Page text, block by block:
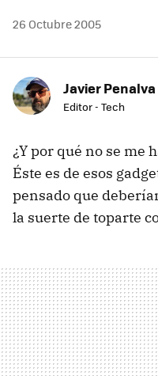
26 Octubre 2005
Javier Penalva
Editor - Tech
¿Y por qué no se me
Éste es de esos
pensado que
la suerte de toparte